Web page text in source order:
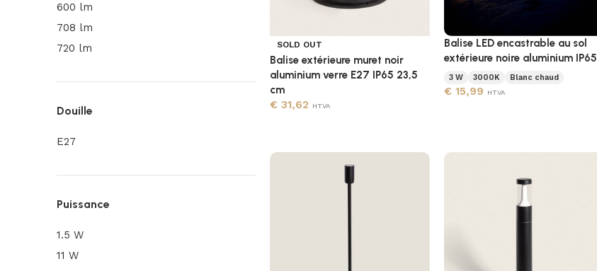
600 lm
708 lm
720 lm
Douille
E27
Puissance
1.5 W
11 W
SOLD OUT
Balise extérieure muret noir
aluminium verre E27 IP65 23,5
cm
€ 31,62 HTVA
Balise LED encastrable au sol
extérieure noire aluminium IP65
3 W 3000K Blanc chaud
€15,99 HTVA